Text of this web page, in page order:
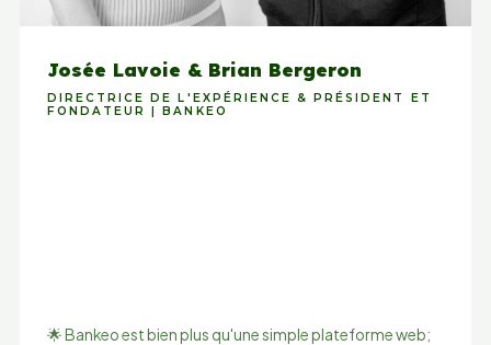
Josée Lavoie & Brian Bergeron
DIRECTRICE DE L'EXPÉRIENCE & PRÉSIDENT ET
FONDATEUR | BANKEO
🌟 Bankeo est bien plus qu'une simple plateforme web;